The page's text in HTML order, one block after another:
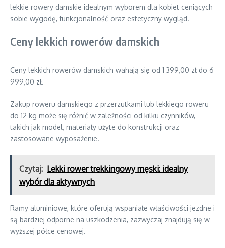
lekkie rowery damskie idealnym wyborem dla kobiet ceniących
sobie wygodę, funkcjonalność oraz estetyczny wygląd.
Ceny lekkich rowerów damskich
Ceny lekkich rowerów damskich wahają się od 1 399,00 zł do 6
999,00 zł.
Zakup roweru damskiego z przerzutkami lub lekkiego roweru
do 12 kg może się różnić w zależności od kilku czynników,
takich jak model, materiały użyte do konstrukcji oraz
zastosowane wyposażenie.
Czytaj: Lekki rower trekkingowy męski: idealny
wybór dla aktywnych
Ramy aluminiowe, które oferują wspaniałe właściwości jezdne i
są bardziej odporne na uszkodzenia, zazwyczaj znajdują się w
wyższej półce cenowej.